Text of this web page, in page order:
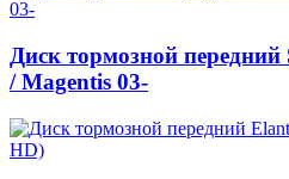
Диск тормозной
/ Magentis 03-